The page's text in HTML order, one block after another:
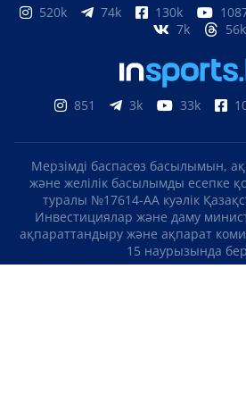
520k 74k 130k
7k
56k
851 3k 33k
Мерзімді баспасөз басылымын,
және желілік басылымды есепке
туралы №17614-АА куәлік
Инвестициялар және даму
ақпараттандыру және ақпарат
15 наурызында